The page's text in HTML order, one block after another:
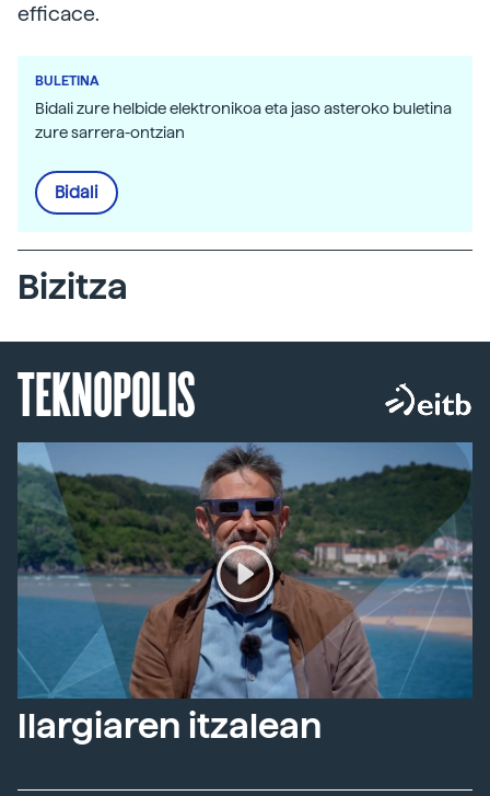
efficace.
BULETINA
Bidali zure helbide elektronikoa eta jaso asteroko buletina
zure sarrera-ontzian
Bidali
Bizitza
TEKNOPOLIS
Ilargiaren itzalean